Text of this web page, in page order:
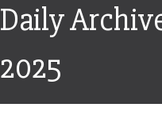
Daily
2025